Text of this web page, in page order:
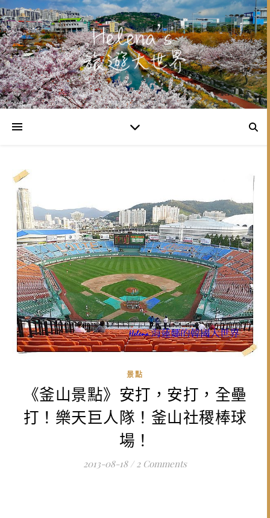
景點
《釜山景點》安打，安打，全壘
打！樂天巨人隊！釜山社稷棒球
場！
2013-08-18 / 2 Comments